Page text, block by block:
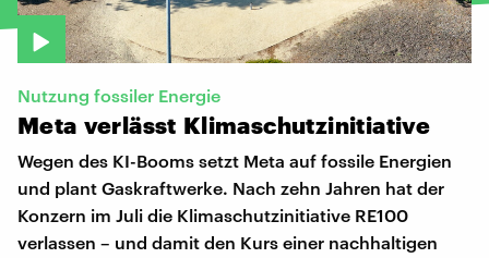
Nutzung fossiler Energie
Meta verlässt Klimaschutzinitiative
Wegen des KI-Booms setzt Meta auf fossile Energien
und plant Gaskraftwerke. Nach zehn Jahren hat der
Konzern im Juli die Klimaschutzinitiative RE100
verlassen – und damit den Kurs einer nachhaltigen